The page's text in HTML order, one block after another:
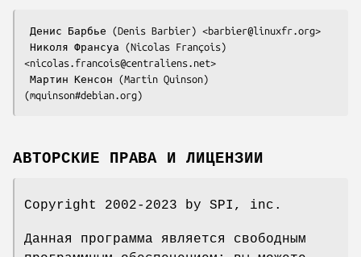
<nicolas.francois@centraliens.net>
АВТОРСКИЕ ПРАВА И ЛИЦЕНЗИИ
Copyright 2002-2023 by SPI, inc.
Данная программа является свободным